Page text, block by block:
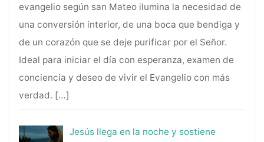
evangelio según san Mateo ilumina la necesidad de
una conversión interior, de una boca que bendiga y
de un corazón que se deje purificar por el Señor.
Ideal para iniciar el día con esperanza, examen de
conciencia y deseo de vivir el Evangelio con más
verdad. […]
Jesús llega en la noche y sostiene